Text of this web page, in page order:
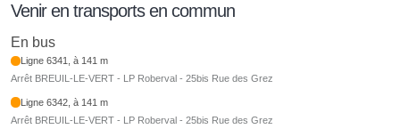
Venir en transports en commun
En bus
Ligne 6341, à 141 m
Arrêt BREUIL-LE-VERT - LP Roberval - 25bis Rue des Grez
Ligne 6342, à 141 m
Arrêt BREUIL-LE-VERT - LP Roberval - 25bis Rue des Grez